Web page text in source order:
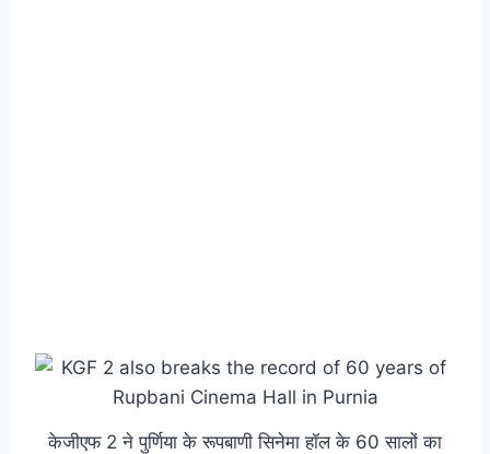
केजीएफ 2 ने पुर्णिया के रूपबाणी सिनेमा हॉल के 60 सालों का